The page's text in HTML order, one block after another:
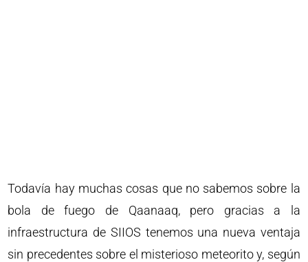
Todavía hay muchas cosas que no sabemos sobre la
bola de fuego de Qaanaaq, pero gracias a la
infraestructura de SIIOS tenemos una nueva ventaja
sin precedentes sobre el misterioso meteorito y, según